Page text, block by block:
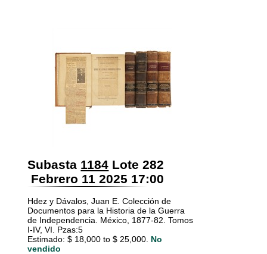
Subasta 1184 Lote 282
Febrero 11 2025 17:00
Hdez y Dávalos, Juan E. Colección de
Documentos para la Historia de la Guerra
de Independencia. México, 1877-82. Tomos
I-IV, VI. Pzas:5
Estimado: $ 18,000 to $ 25,000. No
vendido